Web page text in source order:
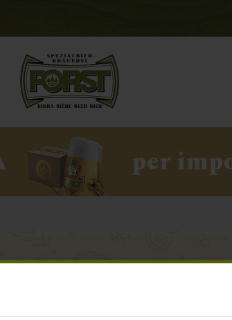
per
al
(alleanza) fra birra e vino.